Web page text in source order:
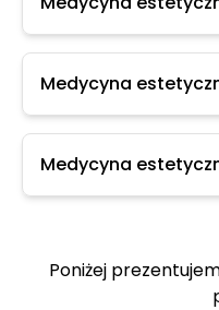
Medycyna
Medycyna
Poniżej